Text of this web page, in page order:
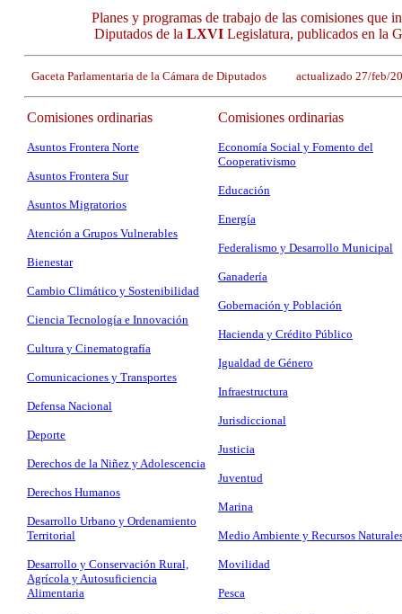
Planes y programas de trabajo de las comisiones que
Diputados de la LXVI Legislatura, publicados en la
Gaceta Parlamentaria de la Cámara de Diputados actualizado 27/
Comisiones ordinarias
Asuntos Frontera Norte
Asuntos Frontera Sur
Asuntos Migratorios
Atención a Grupos Vulnerables
Bienestar
Cambio Climático y Sostenibilidad
Ciencia Tecnología e Innovación
Cultura y Cinematografía
Comunicaciones y Transportes
Defensa Nacional
Deporte
Derechos de la Niñez y Adolescencia
Derechos Humanos
Desarrollo Urbano y Ordenamiento
Territorial
Desarrollo y Conservación Rural,
Agrícola y Autosuficiencia
Alimentaria
Comisiones ordinarias
Economía Social y Fomento del
Cooperativismo
Educación
Energía
Federalismo y Desarrollo Municipal
Ganadería
Gobernación y Población
Hacienda y Crédito Público
Igualdad de Género
Infraestructura
Jurisdiccional
Justicia
Juventud
Marina
Medio Ambiente y Recursos
Movilidad
Pesca